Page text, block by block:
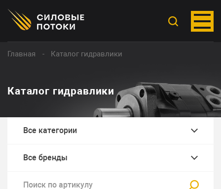
Главная Каталог гидравлики
Каталог гидравлики
Все категории
Все бренды